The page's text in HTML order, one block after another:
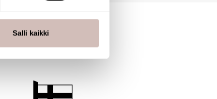
alan
tietoja muihin tietoihin, joita
Salli kaikki